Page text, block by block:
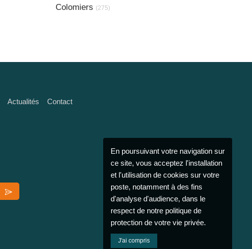
Colomiers (275)
Actualités
Contact
En poursuivant votre navigation sur
ce site, vous acceptez l'installation
et l'utilisation de cookies sur votre
poste, notamment à des fins
d'analyse d'audience, dans le
respect de notre politique de
protection de votre vie privée.
J'ai compris